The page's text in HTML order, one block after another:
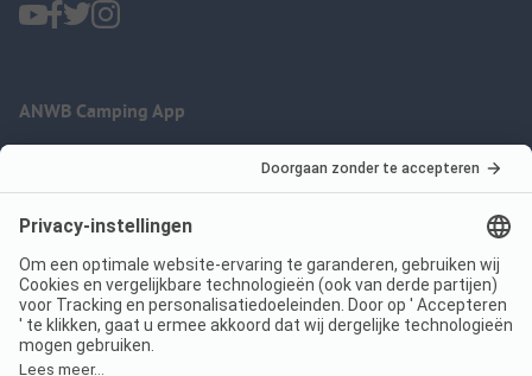
ANWB Camping App
Imprint
Jouw privacy
Voorwaarden
Wet digitale diensten